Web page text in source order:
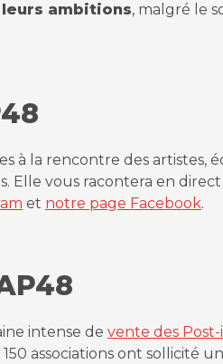
ambitions, malgré le
à la rencontre des artistes,
Elle vous racontera en
et notre page Facebook.
intense de vente des
associations ont sollicité